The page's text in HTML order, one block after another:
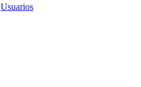
Usuarios